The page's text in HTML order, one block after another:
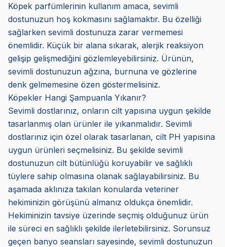
Köpek parfümlerinin kullanım amaca, sevimli
dostunuzun hoş kokmasını sağlamaktır. Bu özelliği
sağlarken sevimli dostunuza zarar vermemesi
önemlidir. Küçük bir alana sıkarak, alerjik reaksiyon
gelişip gelişmediğini gözlemleyebilirsiniz. Ürünün,
sevimli dostunuzun ağzına, burnuna ve gözlerine
denk gelmemesine özen göstermelisiniz.
Köpekler Hangi Şampuanla Yıkanır?
Sevimli dostlarınız, onların cilt yapısına uygun şekilde
tasarlanmış olan ürünler ile yıkanmalıdır. Sevimli
dostlarınız için özel olarak tasarlanan, cilt PH yapısına
uygun ürünleri seçmelisiniz. Bu şekilde sevimli
dostunuzun cilt bütünlüğü koruyabilir ve sağlıklı
tüylere sahip olmasına olanak sağlayabilirsiniz. Bu
aşamada aklınıza takılan konularda veteriner
hekiminizin görüşünü almanız oldukça önemlidir.
Hekiminizin tavsiye üzerinde seçmiş olduğunuz ürün
ile süreci en sağlıklı şekilde ilerletebilirsiniz. Sorunsuz
geçen banyo seansları sayesinde, sevimli dostunuzun